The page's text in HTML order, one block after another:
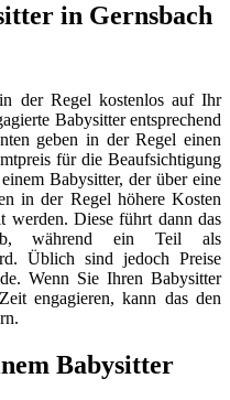
in Gernsbach
der Regel kostenlos auf Ihr
Babysitter entsprechend
geben in der Regel einen
für die Beaufsichtigung
Babysitter, der über eine
in der Regel höhere Kosten
werden. Diese führt dann das
während ein Teil als
Üblich sind jedoch Preise
Wenn Sie Ihren Babysitter
engagieren, kann das den
Babysitter